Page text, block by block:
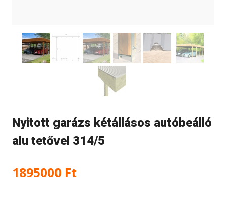
Nyitott garázs kétállásos autóbeálló
alu tetővel 314/5
1895000 Ft